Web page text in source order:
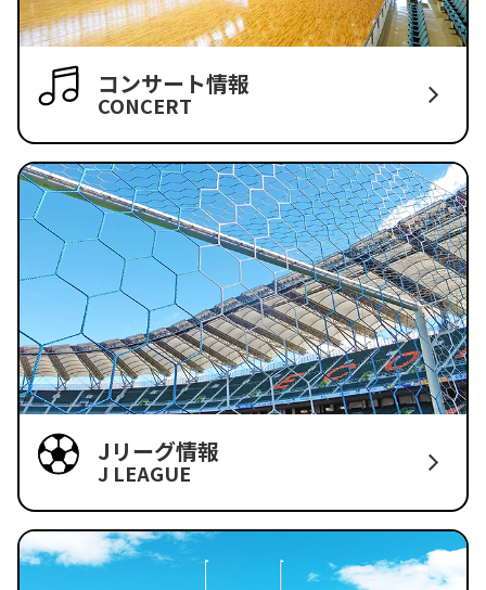
コンサート情報
CONCERT
Jリーグ情報
J LEAGUE